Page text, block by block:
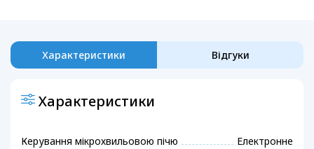
Характеристики Відгуки
Характеристики
Керування мікрохвильовою пічю Електронне